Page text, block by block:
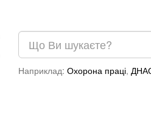
Наприклад: Охорона праці,